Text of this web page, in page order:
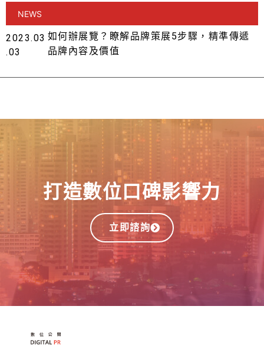
NEWS
如何辦展覽？瞭解品牌策展5步驟，精準傳遞
品牌內容及價值
2023.03
.03
打造數位口碑影響力
立即諮詢